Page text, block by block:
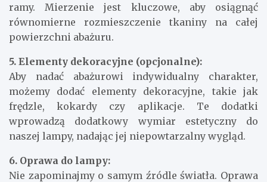
ramy. Mierzenie jest kluczowe, aby osiągnąć
równomierne rozmieszczenie tkaniny na całej
powierzchni abażuru.
5. Elementy dekoracyjne (opcjonalne):
Aby nadać abażurowi indywidualny charakter,
możemy dodać elementy dekoracyjne, takie jak
frędzle, kokardy czy aplikacje. Te dodatki
wprowadzą dodatkowy wymiar estetyczny do
naszej lampy, nadając jej niepowtarzalny wygląd.
6. Oprawa do lampy:
Nie zapominajmy o samym źródle światła. Oprawa